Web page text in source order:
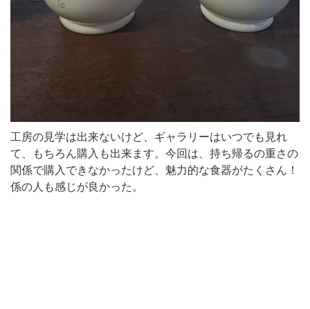
工房の見学は出来ないけど、ギャラリーはいつでも見れ
て、もちろん購入も出来ます。今回は、持ち帰るの重さの
関係で購入できなかったけど、魅力的な食器がたくさん！
係の人も感じが良かった。